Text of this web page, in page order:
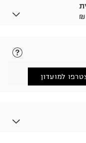
הגוביינא על
למועדון